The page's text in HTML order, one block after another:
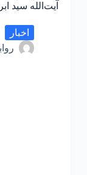
آیت‌الله سید
اخبار